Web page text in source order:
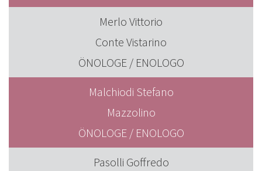
Merlo Vittorio
Conte Vistarino
ÖNOLOGE / ENOLOGO
Malchiodi Stefano
Mazzolino
ÖNOLOGE / ENOLOGO
Pasolli Goffredo